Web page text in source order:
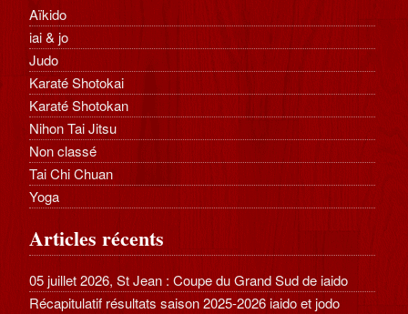
Aïkido
iai & jo
Judo
Karaté Shotokai
Karaté Shotokan
Nihon Tai Jitsu
Non classé
Tai Chi Chuan
Yoga
Articles récents
05 juillet 2026, St Jean : Coupe du Grand Sud de iaido
Récapitulatif résultats saison 2025-2026 iaido et jodo